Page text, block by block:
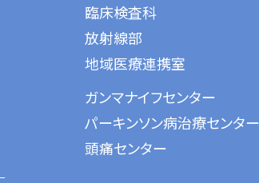
臨床検査科
放射線部
地域医療連携室
ガンマナイフセンター
パーキンソン病治療センター
頭痛センター